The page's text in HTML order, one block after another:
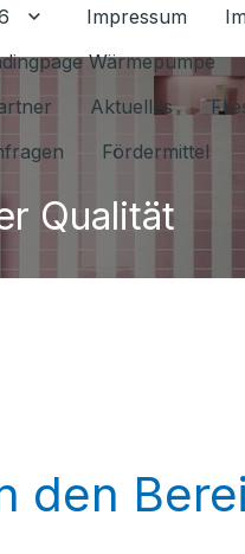
Untermenü für
Impressum
Wärmepumpe
Aktuelles
Fördermittel
Qualität
den